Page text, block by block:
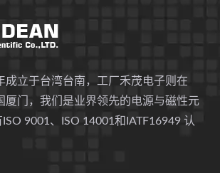
成立于台湾台南，工厂禾茂电子则在
厦门，我们是业界领先的电源与磁性元
9001、ISO 14001和IATF16949 认